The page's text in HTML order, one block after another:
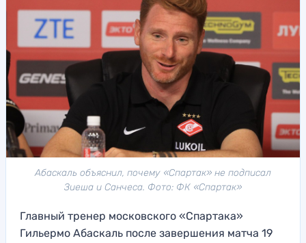
Абаскаль объяснил, почему «Спартак» не подписал
Зиеша и Санчеса. Фото: ФК «Спартак»
Главный тренер московского «Спартака»
Гильермо Абаскаль после завершения матча 19